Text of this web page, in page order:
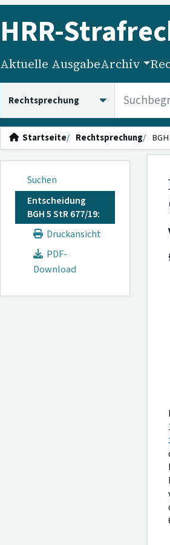
HRR-
Aktuelle AusgabeArchiv
Startseite Rechtsprechung
Suchen
Entscheidung
BGH 5 StR 677/19:
Druckansicht
PDF-
Download